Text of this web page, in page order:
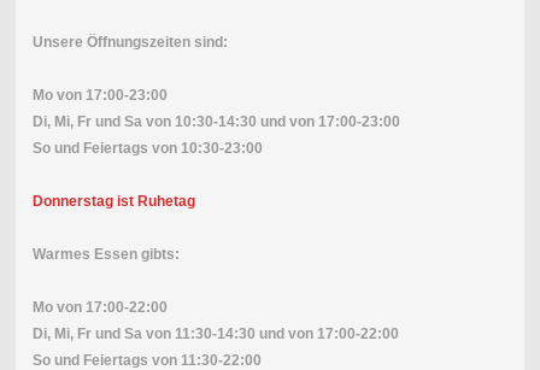
Unsere Öffnungszeiten sind:
Mo von 17:00-23:00
Di, Mi, Fr und Sa von 10:30-14:30 und von 17:00-23:00
So und Feiertags von 10:30-23:00
Donnerstag ist Ruhetag
Warmes Essen gibts:
Mo von 17:00-22:00
Di, Mi, Fr und Sa von 11:30-14:30 und von 17:00-22:00
So und Feiertags von 11:30-22:00